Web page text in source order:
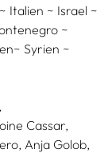
Italien ~ Israel ~
~
Syrien ~
Cassar,
Anja Golob,